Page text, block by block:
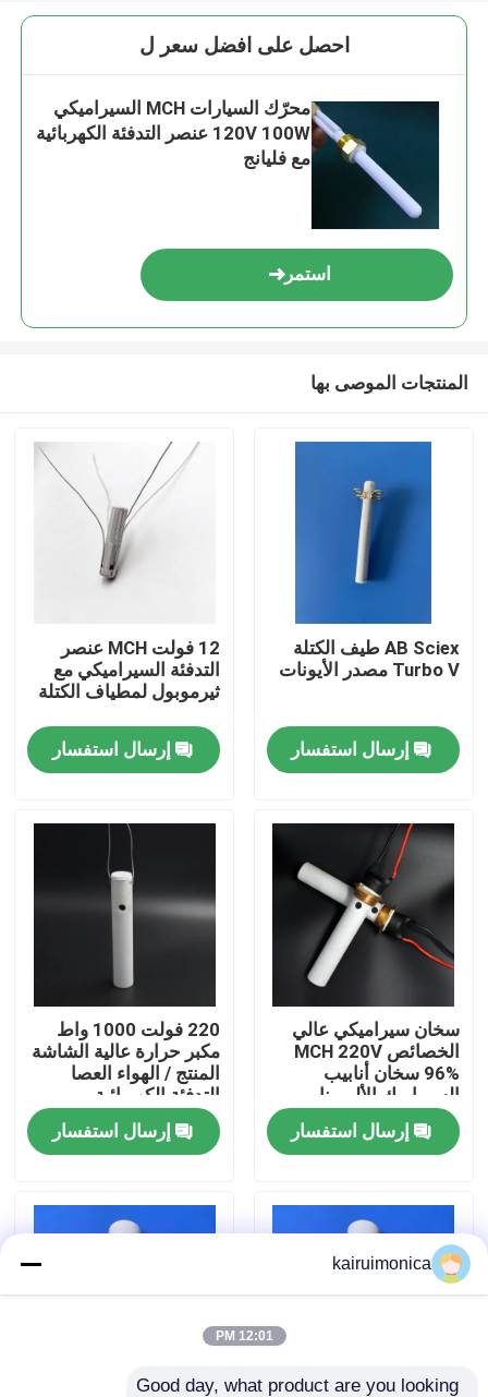
المنزل
منتجات
أشرطة فيديو
عرض الواقع الافتراضي
معلومات عنا
جولة في المعمل
اتصل بنا
اطلب اقتباس
احصل على افضل سعر ل
محرّك السيارات MCH السيراميكي
120V 100W عنصر التدفئة الكهربائية
مع فليانج
استمر
المنتجات الموصى بها
AB Sciex طيف الكتلة
Turbo V مصدر الأيونات
إرسال استفسار
12 فولت MCH عنصر
التدفئة السيراميكي مع
ثيرموبول لمطياف الكتلة
إرسال استفسار
سخان سيراميكي عالي
الخصائص MCH 220V
96% سخان أنابيب
السيراميك الألومينا
إرسال استفسار
220 فولت 1000 واط
مكبر حرارة عالية الشاشة
المنتج / الهواء العصا
التدفئة الكهربائية
إرسال استفسار
kairuimonica
12:01 PM
Good day, what product are you looking